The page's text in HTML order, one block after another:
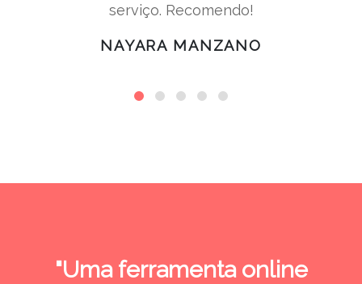
serviço. Recomendo!
NAYARA MANZANO
"Uma ferramenta online